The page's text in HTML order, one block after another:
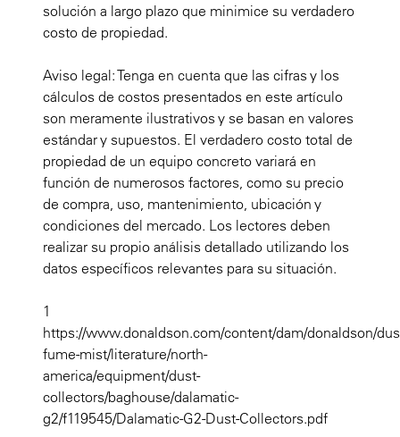
solución a largo plazo que minimice su verdadero
costo de propiedad.
Aviso legal: Tenga en cuenta que las cifras y los
cálculos de costos presentados en este artículo
son meramente ilustrativos y se basan en valores
estándar y supuestos. El verdadero costo total de
propiedad de un equipo concreto variará en
función de numerosos factores, como su precio
de compra, uso, mantenimiento, ubicación y
condiciones del mercado. Los lectores deben
realizar su propio análisis detallado utilizando los
datos específicos relevantes para su situación.
1
https://www.donaldson.com/content/dam/donaldson/
fume-mist/literature/north-
america/equipment/dust-
collectors/baghouse/dalamatic-
g2/f119545/Dalamatic-G2-Dust-Collectors.pdf